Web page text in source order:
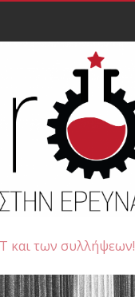
και των συλλήψεων!